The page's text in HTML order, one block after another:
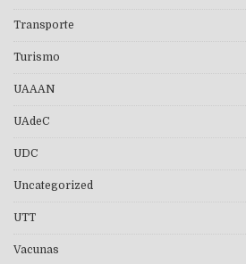
Transporte
Turismo
UAAAN
UAdeC
UDC
Uncategorized
UTT
Vacunas